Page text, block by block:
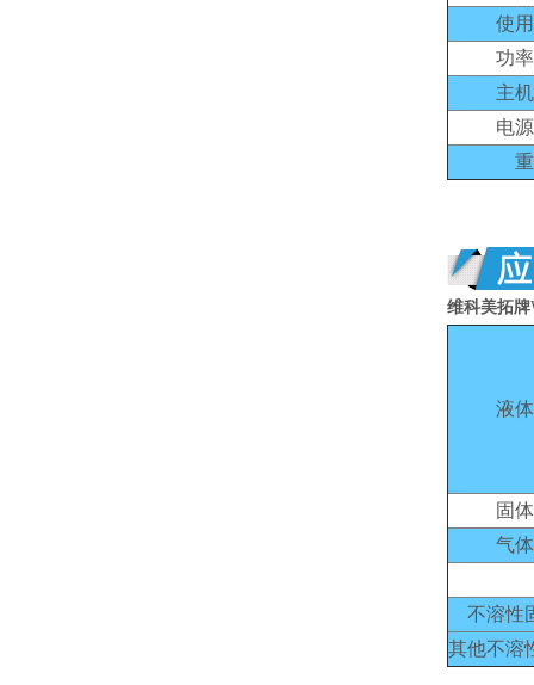
使
功
主
电
维科美拓牌
液体
固体
气体
不溶性
其他不溶